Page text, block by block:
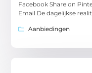
Facebook Share on
Email De dagelijkse
Aanbiedingen